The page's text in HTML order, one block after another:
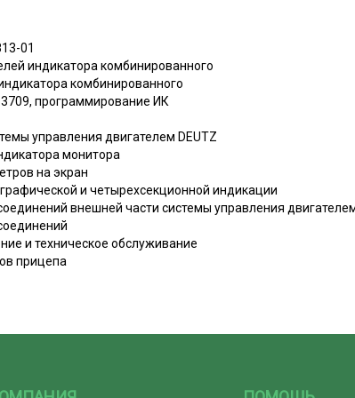
01
индикатора комбинированного
комбинированного
программирование ИК
управления двигателем DEUTZ
монитора
на экран
и четырехсекционной индикации
внешней части системы управления
и техническое обслуживание
прицепа